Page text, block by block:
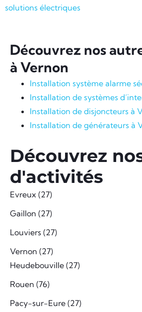
solutions électriques
Découvrez nos
à Vernon
Installation système alarme
Installation de systèmes
Installation de disjoncteurs à
Installation de générateurs à
Découvrez
d'activités
Evreux (27)
Gaillon (27)
Louviers (27)
Vernon (27)
Heudebouville (27)
Rouen (76)
Pacy-sur-Eure (27)